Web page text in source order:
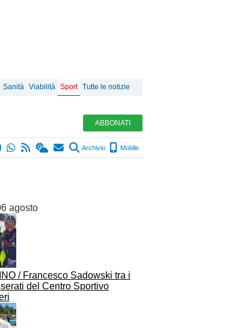
Sanità Viabilità Sport Tutte le notizie
ABBONATI
Archivio Mobile
agosto
/ Francesco Sadowski tra i
del Centro Sportivo